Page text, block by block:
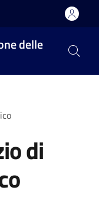
delle
di